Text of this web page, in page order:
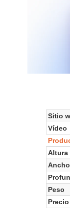
Sitio
Vídeo
Altura
Ancho
Peso
Precio